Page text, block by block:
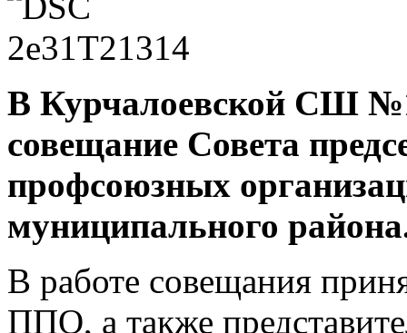
В Курчалоевской СШ
совещание Совета
профсоюзных
муниципального
В работе совещания
ППО, а также